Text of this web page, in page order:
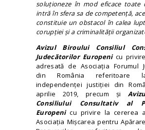
soluționeze în mod eficace toate
intră în sfera sa de competență,
constituie un obstacol în calea
corupției și a criminalității
Avizul Biroului Consiliul
Judecătorilor Europenicu
adresată de Asociația Forumul
din România referitoare
independenței justiției din
aprilie 2019, precum și
Consiliului Consultativ al
Europenicu privire la cererea
Asociația Mișcarea pentru